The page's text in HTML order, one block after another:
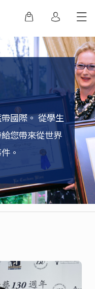
帶國際。從學生
您帶來從世界
。